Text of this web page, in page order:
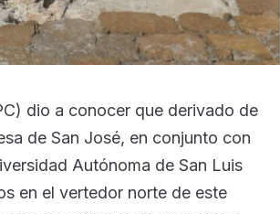
dio a conocer que derivado de
de San José, en conjunto con
Autónoma de San Luis
en el vertedor norte de este